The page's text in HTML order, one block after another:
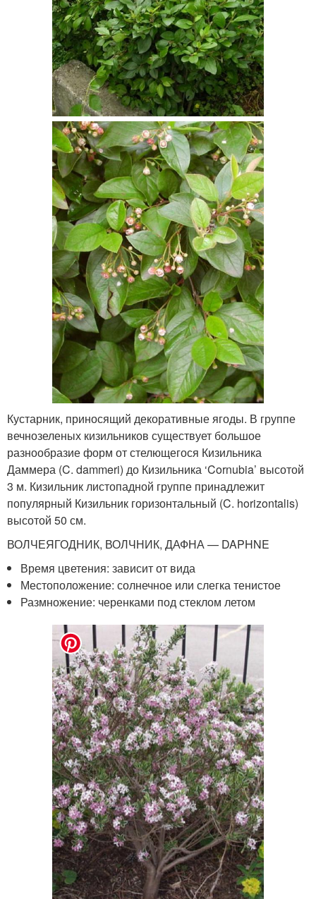
Кустарник, приносящий декоративные ягоды. В группе
вечнозеленых кизильников существует большое
разнообразие форм от стелющегося Кизильника
Даммера (C. dammeri) до Кизильника ‘Cornubia’ высотой
3 м. Кизильник листопадной группе принадлежит
популярный Кизильник горизонтальный (C. horizontalis)
высотой 50 см.
ВОЛЧЕЯГОДНИК, ВОЛЧНИК, ДАФНА — DAPHNE
Время цветения: зависит от вида
Местоположение: солнечное или слегка тенистое
Размножение: черенками под стеклом летом